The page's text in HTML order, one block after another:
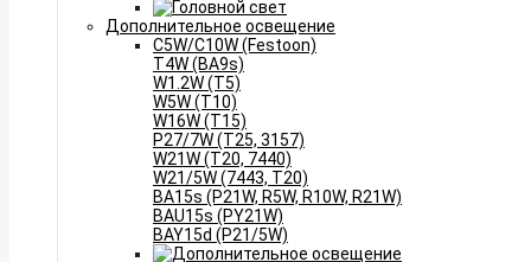
Дополнительное освещение
C5W/C10W (Festoon)
T4W (BA9s)
W1.2W (T5)
W5W (T10)
W16W (T15)
P27/7W (T25, 3157)
W21W (T20, 7440)
W21/5W (7443, T20)
BA15s (P21W, R5W, R10W, R21W)
BAU15s (PY21W)
BAY15d (P21/5W)